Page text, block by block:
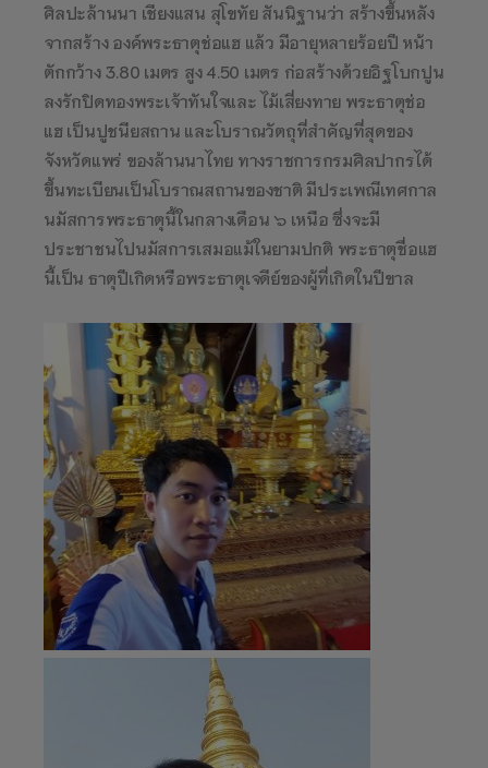
ศิลปะล้านนา เชียงแสน สุโขทัย สันนิฐานว่า สร้างขึ้นหลัง
จากสร้าง องค์พระธาตุช่อแฮ แล้ว มีอายุหลายร้อยปี หน้า
ตักกว้าง 3.80 เมตร สูง 4.50 เมตร ก่อสร้างด้วยอิฐโบกปูน
ลงรักปิดทองพระเจ้าทันใจและ ไม้เสี่ยงทาย พระธาตุช่อ
แฮ เป็นปูชนียสถาน และโบราณวัตถุที่สำคัญที่สุดของ
จังหวัดแพร่ ของล้านนาไทย ทางราชการกรมศิลปากรได้
ขึ้นทะเบียนเป็นโบราณสถานของชาติ มีประเพณีเทศกาล
นมัสการพระธาตุนี้ในกลางเดือน ๖ เหนือ ซึ่งจะมี
ประชาชนไปนมัสการเสมอแม้ในยามปกติ พระธาตุชื่อแฮ
นี้เป็น ธาตุปีเกิดหรือพระธาตุเจดีย์ของผู้ที่เกิดในปีขาล